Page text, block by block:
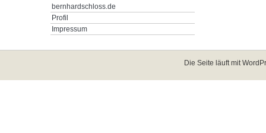
bernhardschloss.de
Profil
Impressum
Die Seite läuft mit